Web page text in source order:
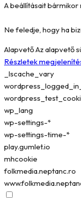
A beállításait
Ne feledje, hogy ha
AlapvetőAz alapvető
Részletek
_lscache_vary
wp_lang
wp-settings-*
wp-settings-time-*
play.gumlet.io
mhcookie
folkmedia.neptanc.ro